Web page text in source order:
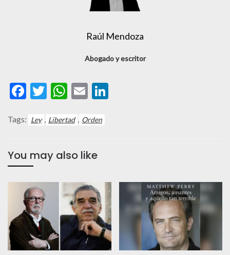
Raúl Mendoza
Abogado y escritor
Facebook
Twitter
WhatsApp
Email
Tags: Ley Libertad Orden
You may also like